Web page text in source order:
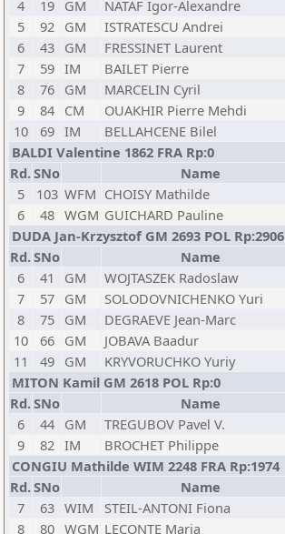
4
19 GM NATAF Igor-Alexandre
5
92 GM ISTRATESCU Andrei
6
43 GM FRESSINET Laurent
7
59 IM BAILET Pierre
8
76 GM MARCELIN Cyril
9
84 CM OUAKHIR Pierre Mehdi
10
69 IM BELLAHCENE Bilel
BALDI Valentine 1862 FRA Rp:0
Rd.SNo Name
5
103 WFM CHOISY Mathilde
6
48 WGM GUICHARD Pauline
DUDA Jan-Krzysztof GM 2693 POL Rp:2906
Rd.SNo Name
6
41 GM WOJTASZEK Radoslaw
7
57 GM SOLODOVNICHENKO Yuri
8
75 GM DEGRAEVE Jean-Marc
10
66 GM JOBAVA Baadur
11
49 GM KRYVORUCHKO Yuriy
MITON Kamil GM 2618 POL Rp:0
Rd.SNo Name
6
44 GM TREGUBOV Pavel V.
9
82 IM BROCHET Philippe
CONGIU Mathilde WIM 2248 FRA Rp:1974
Rd.SNo Name
7
63 WIM STEIL-ANTONI Fiona
8
80 WGM LECONTE Maria